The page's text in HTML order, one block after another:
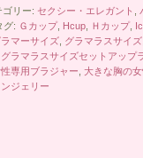
ゴリー: セクシー・エレガント
グ: Ｇカップ, Hcup, Ｈカップ,
ラマーサイズ, グラマラスサイズ,
グラマラスサイズセットアップ
専用ブラジャー 大きな胸の
ジェリー